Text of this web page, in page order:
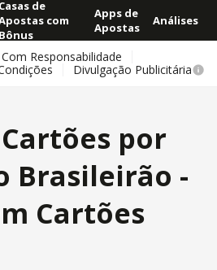
Casas de
com
Bônus
Apps de
Apostas
Análises
Com Responsabilidade
Divulgação Publicitária
por
Brasileirão -
Cartões